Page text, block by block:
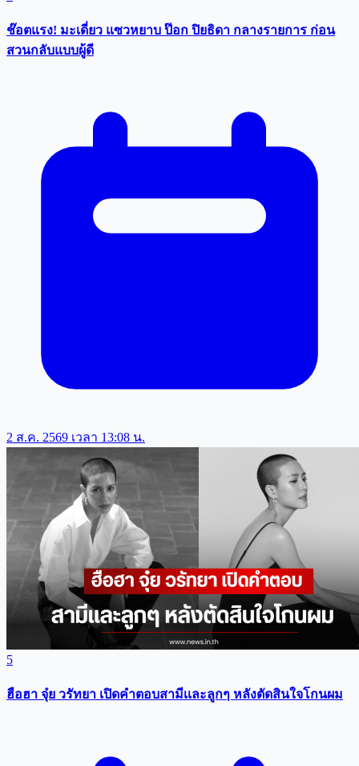
ช๊อตแรง! มะเดี่ยว แซวหยาบ ป๊อก ปิยธิดา กลางรายการ ก่อน
สวนกลับแบบผู้ดี
2 ส.ค. 2569 เวลา 13:08 น.
5
ฮือฮา จุ๋ย วรัทยา เปิดคำตอบสามีเเละลูกๆ หลังตัดสินใจโกนผม